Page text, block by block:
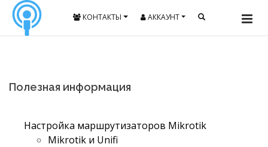
КОНТАКТЫ АККАУНТ
Полезная информация
Настройка маршрутизаторов Mikrotik
Mikrotik и Unifi